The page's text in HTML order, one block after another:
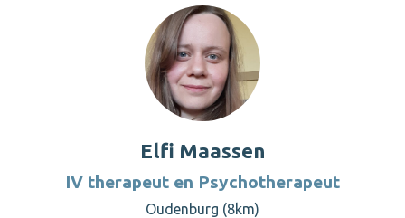
Elfi Maassen
IV therapeut en Psychotherapeut
Oudenburg (8km)